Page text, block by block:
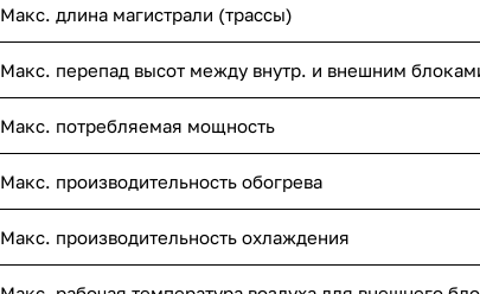
Макс. длина магистрали (трассы)
Макс. перепад высот между внутр. и внешним
Макс. потребляемая мощность
Макс. производительность обогрева
Макс. производительность охлаждения